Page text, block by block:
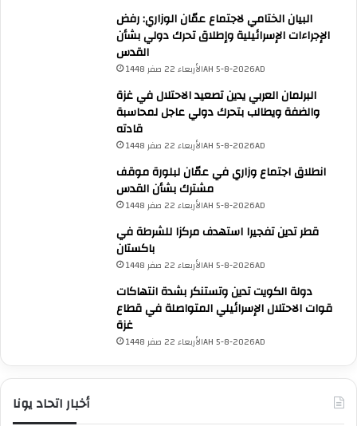
البيان الختامي لاجتماع عمّان الوزاري: رفض
الإجراءات الإسرائيلية وإطلاق تحرك دولي بشأن
القدس
الأربعاء 22 صفر 1448AH 5-8-2026AD
البرلمان العربي يدين تصعيد الاحتلال في غزة
والضفة ويطالب بتحرك دولي عاجل لمحاسبة
قادته
الأربعاء 22 صفر 1448AH 5-8-2026AD
انطلاق اجتماع وزاري في عمّان لبلورة موقف
مشترك بشأن القدس
الأربعاء 22 صفر 1448AH 5-8-2026AD
قطر تدين تفجيرا استهدف مركزا للشرطة في
باكستان
الأربعاء 22 صفر 1448AH 5-8-2026AD
دولة الكويت تدين وتستنكر بشدة انتهاكات
قوات الاحتلال الإسرائيلي المتواصلة في قطاع
غزة
الأربعاء 22 صفر 1448AH 5-8-2026AD
أخبار اتحاد يونا